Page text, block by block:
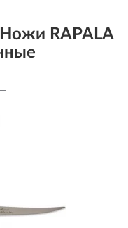
RAPALA